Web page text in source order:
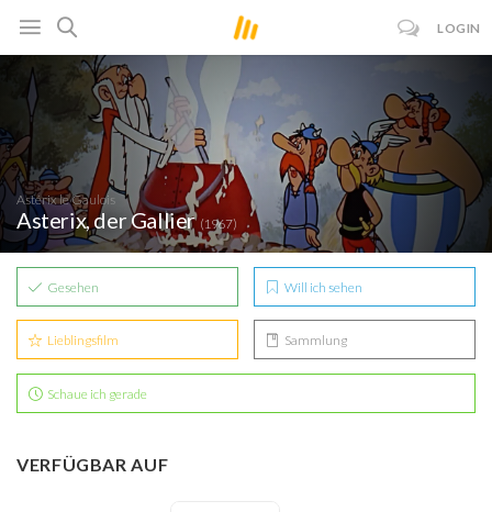
LOGIN
Astérix le Gaulois
Asterix, der Gallier (1967)
Gesehen Will ich sehen
Lieblingsfilm Sammlung
Schaue ich gerade
VERFÜGBAR AUF